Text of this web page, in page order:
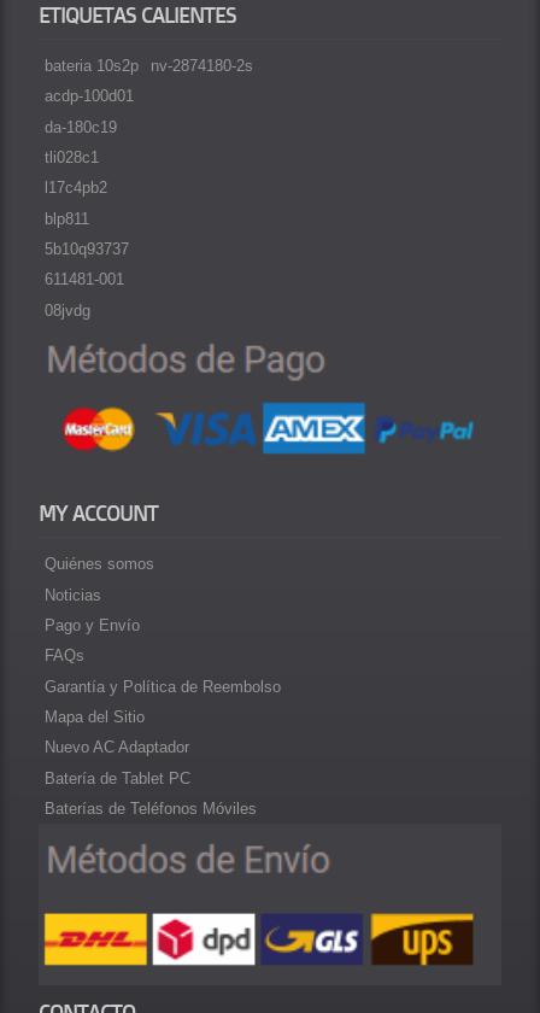
ETIQUETAS CALIENTES
bateria 10s2p
acdp-100d01
da-180c19
tli028c1
l17c4pb2
blp811
5b10q93737
611481-001
08jvdg
nv-2874180-2s
MY ACCOUNT
Quiénes somos
Noticias
Pago y Envío
FAQs
Garantía y Política de Reembolso
Mapa del Sitio
Nuevo AC Adaptador
Batería de Tablet PC
Baterías de Teléfonos Móviles